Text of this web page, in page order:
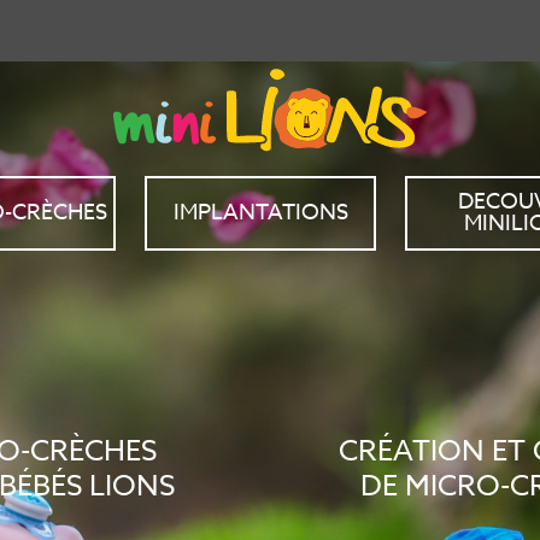
CRÈCHES IMPLANTATIONS
CRÈCHES
LIONS
CRÉATION ET
DE MICRO-